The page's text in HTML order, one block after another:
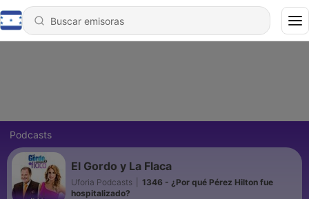
Podcasts
El Gordo y La Flaca
Uforia Podcasts
1346 - ¿Por qué Pérez Hilton fue
hospitalizado?